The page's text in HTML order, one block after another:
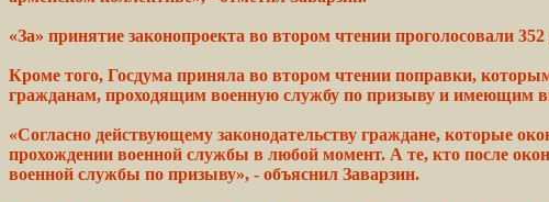
«За» принятие законопроекта во втором чтении проголосовали 352
Кроме того, Госдума приняла во втором чтении поправки,
гражданам, проходящим военную службу по призыву и имеющим
«Согласно действующему законодательству граждане, которые
прохождении военной службы в любой момент. А те, кто после
военной службы по призыву», - объяснил Заварзин.